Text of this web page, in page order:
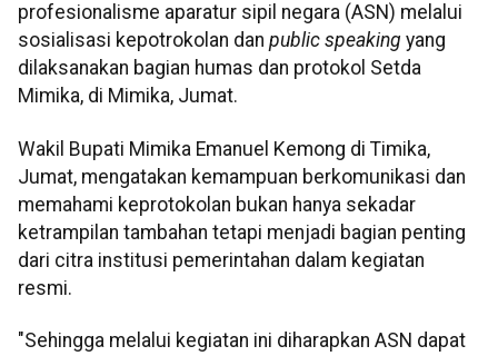
profesionalisme aparatur sipil negara (ASN) melalui
sosialisasi kepotrokolan dan public speaking yang
dilaksanakan bagian humas dan protokol Setda
Mimika, di Mimika, Jumat.
Wakil Bupati Mimika Emanuel Kemong di Timika,
Jumat, mengatakan kemampuan berkomunikasi dan
memahami keprotokolan bukan hanya sekadar
ketrampilan tambahan tetapi menjadi bagian penting
dari citra institusi pemerintahan dalam kegiatan
resmi.
"Sehingga melalui kegiatan ini diharapkan ASN dapat